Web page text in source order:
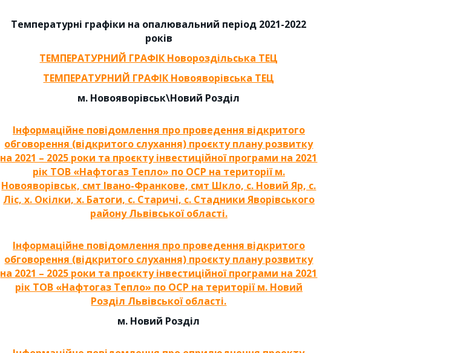
Температурні графіки на опалювальний період 2021-2022
років
ТЕМПЕРАТУРНИЙ ГРАФІК Новороздільська ТЕЦ
ТЕМПЕРАТУРНИЙ ГРАФІК Новояворівська ТЕЦ
м. Новояворівськ\Новий Розділ
Інформаційне повідомлення про проведення відкритого
обговорення (відкритого слухання) проєкту плану розвитку
на 2021 – 2025 роки та проєкту інвестиційної програми на 2021
рік ТОВ «Нафтогаз Тепло» по ОСР на території м.
Новояворівськ, смт Івано-Франкове, смт Шкло, с. Новий Яр, с.
Ліс, х. Окілки, х. Батоги, с. Старичі, с. Стадники Яворівського
району Львівської області.
Інформаційне повідомлення про проведення відкритого
обговорення (відкритого слухання) проєкту плану розвитку
на 2021 – 2025 роки та проєкту інвестиційної програми на 2021
рік ТОВ «Нафтогаз Тепло» по ОСР на території м. Новий
Розділ Львівської області.
м. Новий Розділ